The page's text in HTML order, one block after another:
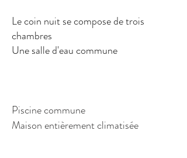
Le coin nuit se compose de trois
chambres
Une salle d'eau commune
Piscine commune
Maison entièrement climatisée